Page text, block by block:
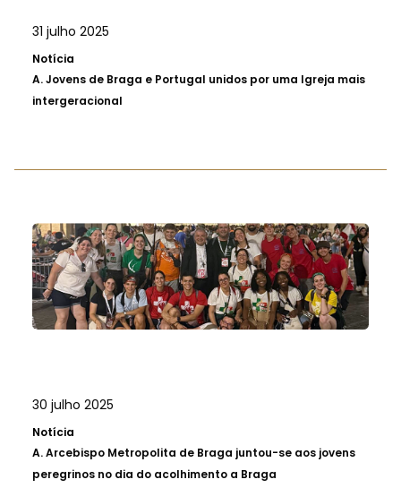
31 julho 2025
Notícia
A.Jovens de Braga e Portugal unidos por uma Igreja mais
intergeracional
30 julho 2025
Notícia
A.Arcebispo Metropolita de Braga juntou-se aos jovens
peregrinos no dia do acolhimento a Braga